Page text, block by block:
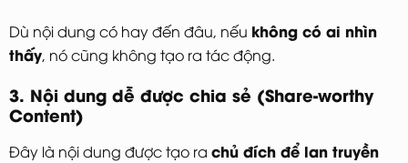
Dù nội dung có hay đến đâu, nếu không có ai nhìn
thấy, nó cũng không tạo ra tác động.
3. Nội dung dễ được chia sẻ (Share-worthy
Content)
Đây là nội dung được tạo ra chủ đích để lan truyền